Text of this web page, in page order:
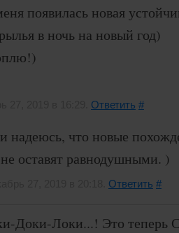
появилась новая
в ночь на новый год)
Ответить #
надеюсь, что новые
оставят равнодушными. )
Ответить #
Доки-Локи...! Это теперь